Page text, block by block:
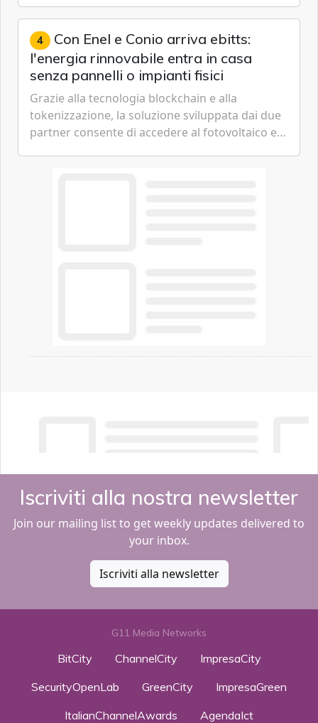
artificiale dell'azienda di Mark Zuckerberg.
4 Con Enel e Conio arriva ebitts:
l'energia rinnovabile entra in casa
senza pannelli o impianti fisici
Grazie alla tecnologia blockchain e alla
tokenizzazione, la soluzione sviluppata dai due
partner consente di accedere al fotovoltaico e
Iscriviti alla nostra newsletter
Join our mailing list to get weekly updates delivered to
your inbox.
Iscriviti alla newsletter
G11 Media Networks
BitCity ChannelCity
ImpresaCity
SecurityOpenLab
GreenCity
ImpresaGreen
ItalianChannelAwards
AgendaIct